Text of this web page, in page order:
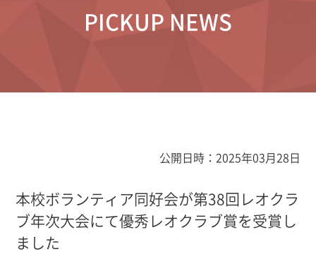
PICKUP NEWS
公開日時：2025年03月28日
本校ボランティア同好会が第38回レオクラ
ブ年次大会にて優秀レオクラブ賞を受賞し
ました